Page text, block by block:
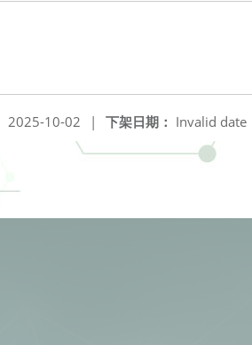
下架日期： Invalid date
2025-10-02 |